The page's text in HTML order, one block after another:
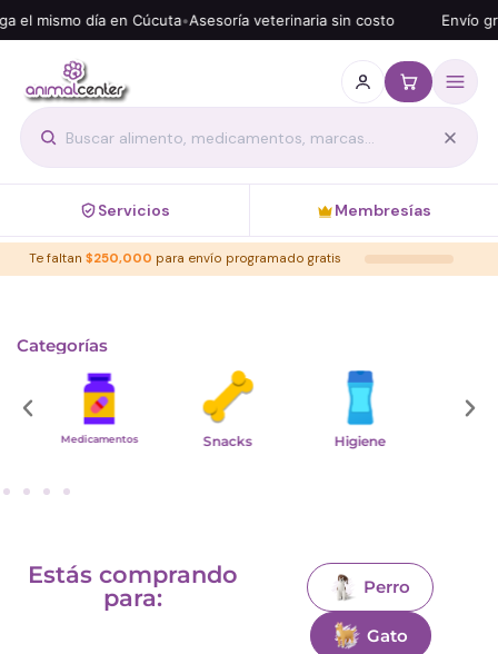
mismo día en Cúcuta•Asesoría veterinaria sin costo Envío
Servicios Membresías
Te faltan $250,000 para envío programado gratis
Categorías
Medicamentos Snacks Higiene
Estás comprando
para:
Perro
Gato